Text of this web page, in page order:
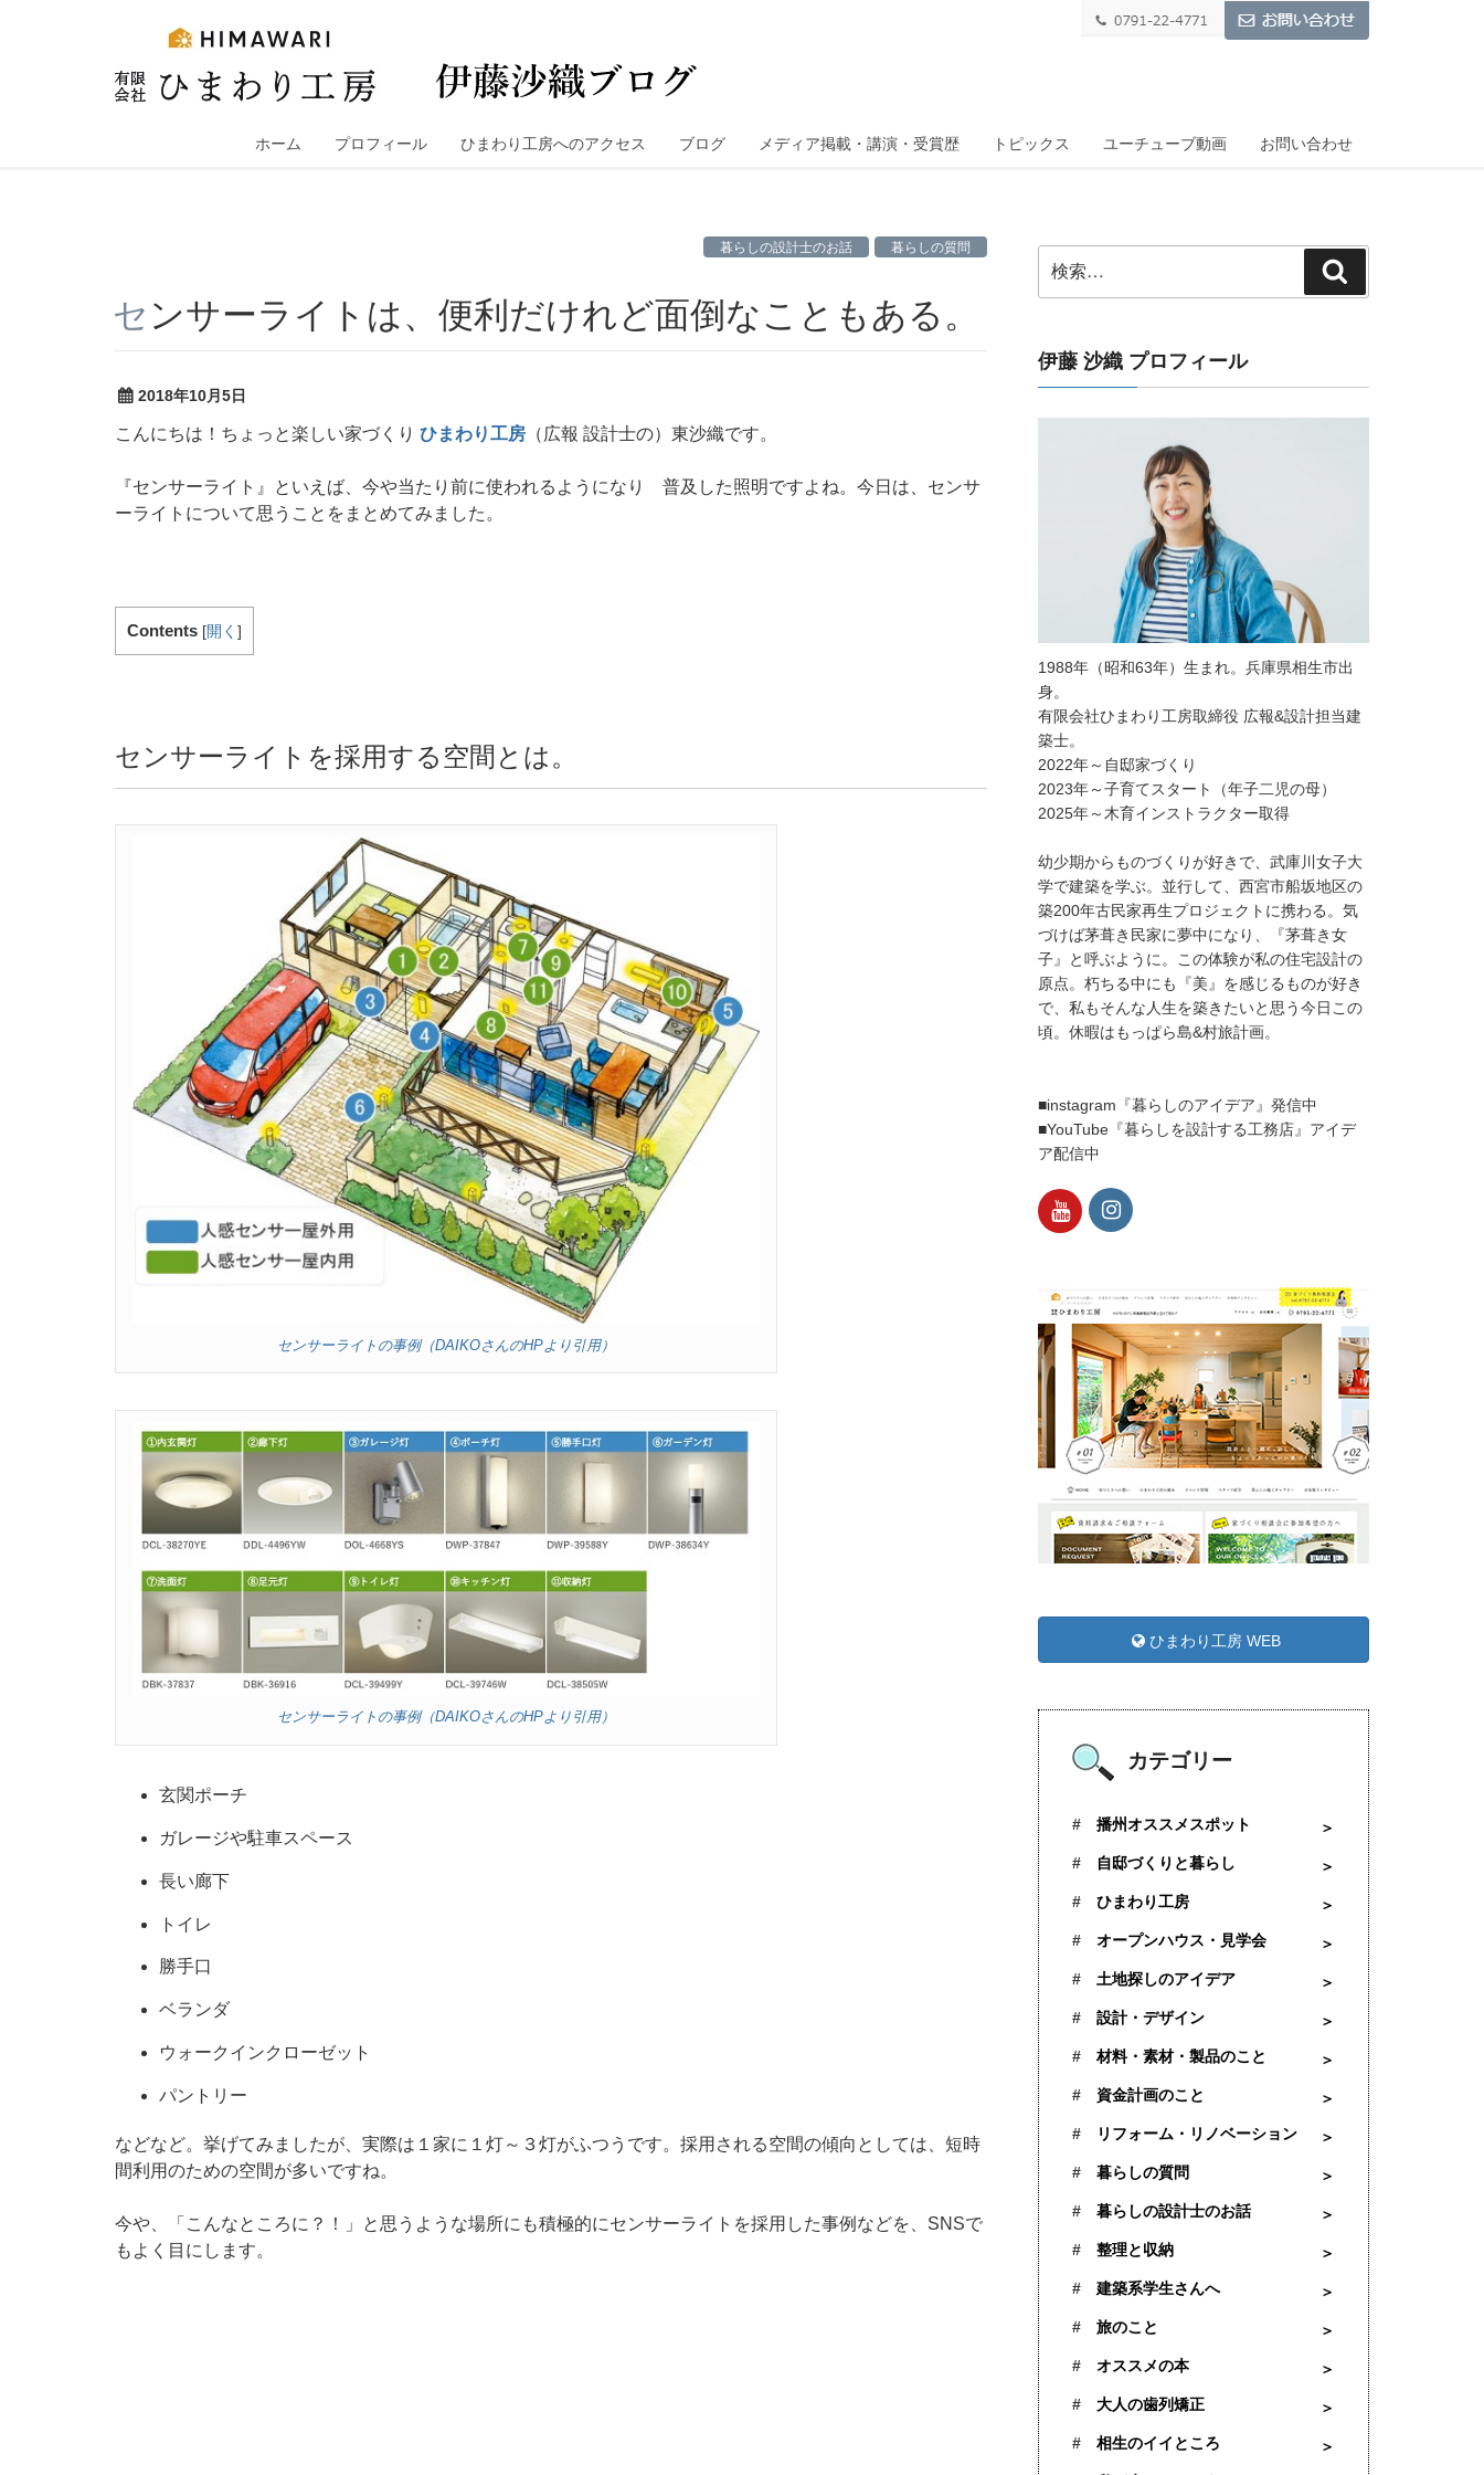
ホーム プロフィール ひまわり工房へのアクセス ブログ メディア掲載・講演・受賞歴 トピックス ユーチューブ動画 お問い合わせ
暮らしの質問
暮らしの設計士のお話
センサーライトは、便利だけれど面倒なこともある。
2018年10月5日
こんにちは！ちょっと楽しい家づくり ひまわり工房 （広報 設計士の）東沙織です。
『センサーライト』といえば、今や当たり前に使われるようになり 普及した照明ですよね。今日は、センサ
ーライトについて思うことをまとめてみました。
Contents [開く ]
センサーライトを採用する空間とは。
センサーライトの事例（DAIKOさんのHPより引用）
センサーライトの事例（DAIKOさんのHPより引用）
玄関ポーチ
ガレージや駐車スペース
長い廊下
トイレ
勝手口
ベランダ
ウォークインクローゼット
パントリー
などなど。挙げてみましたが、実際は１家に１灯～３灯がふつうです。採用される空間の傾向としては、短時
間利用のための空間が多いですね。
今や、「こんなところに？！」と思うような場所にも積極的にセンサーライトを採用した事例などを、SNSで
もよく目にします。
索:
索
伊藤 沙織 プロフィール
1988年（昭和63年）生まれ。兵庫県相生市出
身。
有限会社ひまわり工房取締役 広報&設計担当建
築士。
2022年～自邸家づくり
2023年～子育てスタート（年子二児の母）
2025年～木育インストラクター取得
幼少期からものづくりが好きで、武庫川女子大
学で建築を学ぶ。並行して、西宮市船坂地区の
築200年古民家再生プロジェクトに携わる。気
づけば茅葺き民家に夢中になり、『茅葺き女
子』と呼ぶように。この体験が私の住宅設計の
原点。朽ちる中にも『美』を感じるものが好き
で、私もそんな人生を築きたいと思う今日この
頃。休暇はもっぱら島&村旅計画。
■instagram『暮らしのアイデア』発信中
■YouTube『暮らしを設計する工務店』アイデ
ア配信中
ひまわり工房 WEB
カテゴリー
播州オススメスポット
自邸づくりと暮らし
ひまわり工房
オープンハウス・見学会
土地探しのアイデア
設計・デザイン
材料・素材・製品のこと
資金計画のこと
リフォーム・リノベーション
暮らしの質問
暮らしの設計士のお話
整理と収納
建築系学生さんへ
旅のこと
オススメの本
大人の歯列矯正
相生のイイところ